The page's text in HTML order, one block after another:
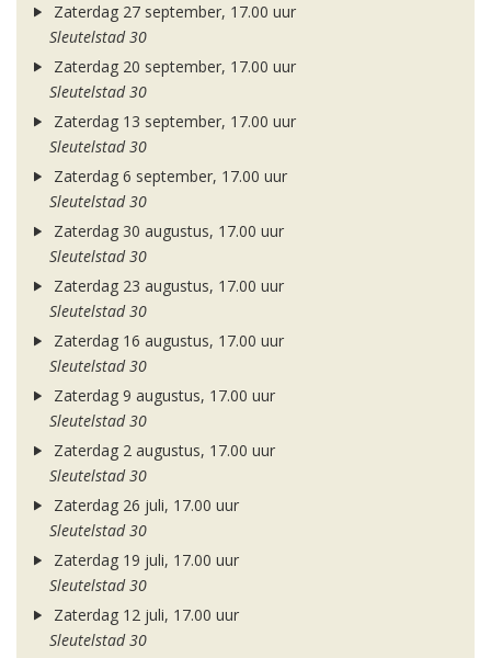
Zaterdag 27 september, 17.00 uur
Sleutelstad 30
Zaterdag 20 september, 17.00 uur
Sleutelstad 30
Zaterdag 13 september, 17.00 uur
Sleutelstad 30
Zaterdag 6 september, 17.00 uur
Sleutelstad 30
Zaterdag 30 augustus, 17.00 uur
Sleutelstad 30
Zaterdag 23 augustus, 17.00 uur
Sleutelstad 30
Zaterdag 16 augustus, 17.00 uur
Sleutelstad 30
Zaterdag 9 augustus, 17.00 uur
Sleutelstad 30
Zaterdag 2 augustus, 17.00 uur
Sleutelstad 30
Zaterdag 26 juli, 17.00 uur
Sleutelstad 30
Zaterdag 19 juli, 17.00 uur
Sleutelstad 30
Zaterdag 12 juli, 17.00 uur
Sleutelstad 30